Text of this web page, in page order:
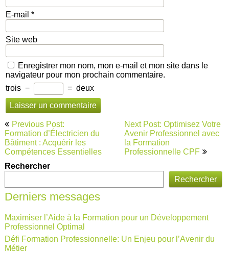
E-mail *
Site web
Enregistrer mon nom, mon e-mail et mon site dans le
navigateur pour mon prochain commentaire.
trois − = deux
Navigation
de
l’article
Previous Post:
Formation d’Électricien du
Bâtiment : Acquérir les
Compétences Essentielles
Next Post: Optimisez Votre
Avenir Professionnel avec
la Formation
Professionnelle CPF
Rechercher
Rechercher
Derniers messages
Maximiser l’Aide à la Formation pour un Développement
Professionnel Optimal
Défi Formation Professionnelle: Un Enjeu pour l’Avenir du
Métier